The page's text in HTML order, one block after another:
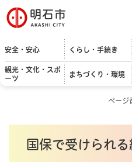
明石市
安全・安心 くらし・手続き
観光・文化・スポ
ーツ
まちづくり・環境
ページ
国保で受けられる